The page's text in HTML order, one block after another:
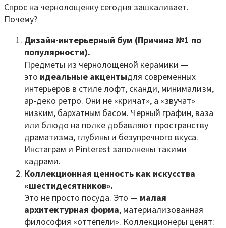
Спрос на чернолощенку сегодня зашкаливает.
Почему?
Дизайн-интерьерный бум (Причина №1 по
популярности).
Предметы из чернолощеной керамики —
это идеальные акцентыдля современных
интерьеров в стиле лофт, сканди, минимализм,
ар-деко ретро. Они не «кричат», а «звучат»
низким, бархатным басом. Черный графин, ваза
или блюдо на полке добавляют пространству
драматизма, глубины и безупречного вкуса.
Инстаграм и Pinterest заполнены такими
кадрами.
Коллекционная ценность как искусства
«шестидесятников».
Это не просто посуда. Это — малая
архитектурная форма, материализованная
философия «оттепели». Коллекционеры ценят: